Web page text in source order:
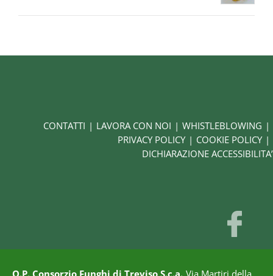
CONTATTI LAVORA CON NOI
WHISTLEBLOWING
PRIVACY POLICY
COOKIE POLICY
DICHIARAZIONE ACCESSIBILITA’
O.P. Consorzio Funghi di Treviso S.c.a. Via Martiri della